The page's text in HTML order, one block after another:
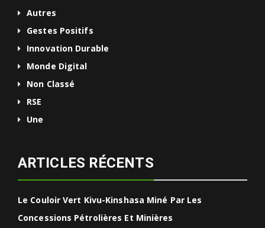
Autres
Gestes Positifs
Innovation Durable
Monde Digital
Non Classé
RSE
Une
ARTICLES RÉCENTS
Le Couloir Vert Kivu-Kinshasa Miné Par Les
Concessions Pétrolières Et Minières